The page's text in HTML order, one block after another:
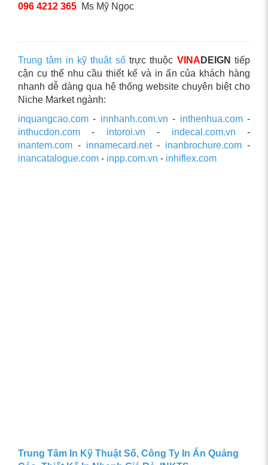
096 4212 365 Ms Mỹ Ngọc
Trung tâm in kỹ thuật sốtrực thuộc VINA DEIGN tiếp
cận cụ thể nhu cầu thiết kế và in ấn của khách hàng
nhanh dễ dàng qua hệ thống website chuyên biệt cho
Niche Market ngành:
inquangcao.com - innhanh.com.vn - inthenhua.com-
inthucdon.com - intoroi.vn - indecal.com.vn -
inantem.com - innamecard.net- inanbrochure.com -
inancatalogue.com - inpp.com.vn - inhiflex.com
Trung Tâm In Kỹ Thuật Số, Công Ty In Ấn Quảng